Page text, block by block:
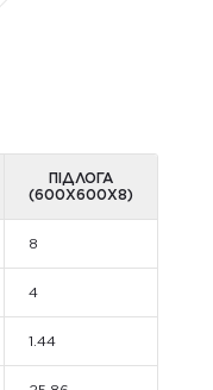
ПІДЛОГА
(600Х600Х8)
8
4
1.44